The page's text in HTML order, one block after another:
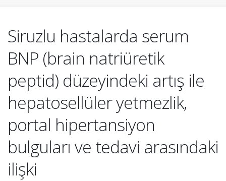
Siruzlu hastalarda serum
BNP (brain natriüretik
peptid) düzeyindeki artış ile
hepatosellüler yetmezlik,
portal hipertansiyon
bulguları ve tedavi arasındaki
ilişki